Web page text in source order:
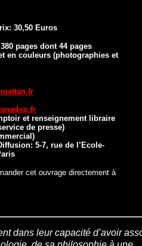
30,50 Euros
pages dont 44 pages
en couleurs (photographies et
et renseignement libraire
de presse)
5-7, rue de l’Ecole-
cet ouvrage directement à
dans leur capacité d’avoir